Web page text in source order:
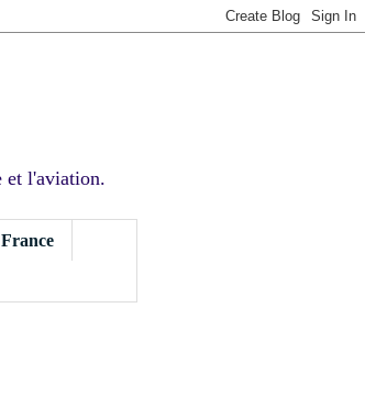
et l'aviation.
France